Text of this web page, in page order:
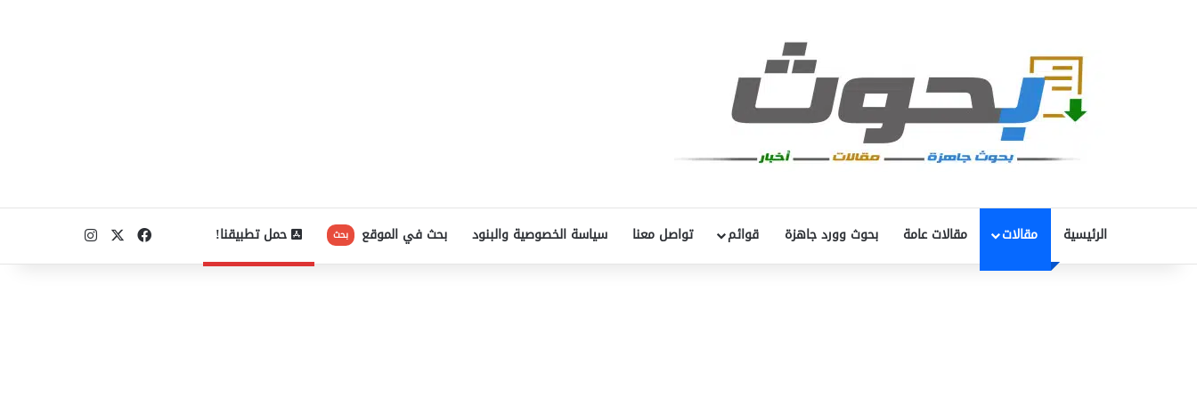
الرئيسية مقالات مقالات عامة بحوث وورد جاهزة قوائم تواصل معنا سياسة الخصوصية والبنود بحث في الموقع بحث حمل تطبيقنا! فيسبوكانستقرام